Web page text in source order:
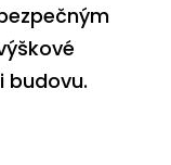
budovu.